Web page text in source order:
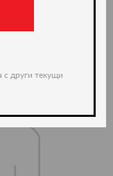
с други текущи